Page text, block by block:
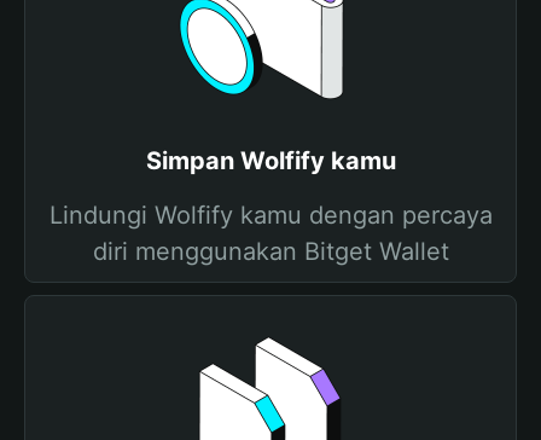
Simpan Wolfify kamu
Lindungi Wolfify kamu dengan percaya
diri menggunakan Bitget Wallet